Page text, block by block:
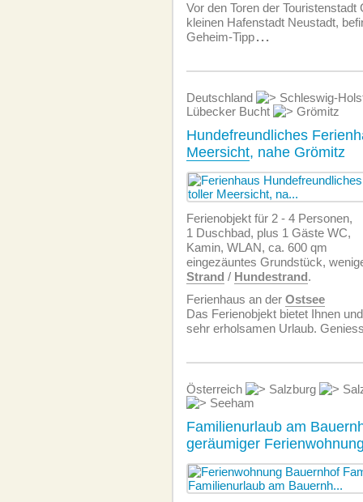
Vor den Toren der Touristenstadt
kleinen Hafenstadt Neustadt,
Geheim-Tipp...
Deutschland
Schleswig-
Lübecker Bucht
Grömitz
Hundefreundliches
Meersicht, nahe Grömitz
Ferienobjekt für 2 - 4 Personen,
1 Duschbad, plus 1 Gäste WC,
Kamin, WLAN, ca. 600 qm
eingezäuntes Grundstück,
Strand / Hundestrand.
Ferienhaus an der Ostsee
Das Ferienobjekt bietet Ihnen
sehr erholsamen Urlaub.
Österreich Salzburg
Seeham
Familienurlaub am
geräumiger